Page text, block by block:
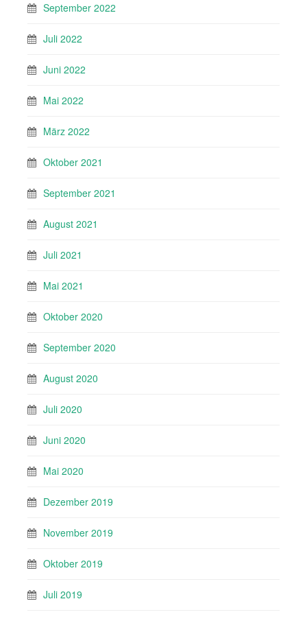
September 2022
Juli 2022
Juni 2022
Mai 2022
März 2022
Oktober 2021
September 2021
August 2021
Juli 2021
Mai 2021
Oktober 2020
September 2020
August 2020
Juli 2020
Juni 2020
Mai 2020
Dezember 2019
November 2019
Oktober 2019
Juli 2019